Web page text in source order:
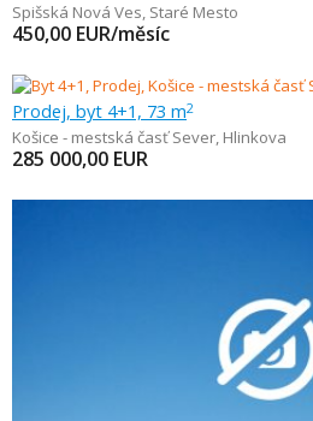
Spišská Nová Ves, Staré Mesto
450,00 EUR/měsíc
Prodej, byt 4+1, 73 m2
Košice - mestská časť Sever, Hlinkova
285 000,00 EUR